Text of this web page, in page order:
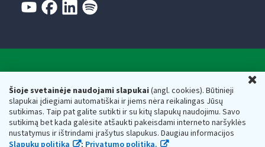
Šioje svetainėje naudojami slapukai(angl. cookies). Būtinieji
slapukai įdiegiami automatiškai ir jiems nėra reikalingas Jūsų
sutikimas. Taip pat galite sutikti ir su kitų slapukų naudojimu. Savo
sutikimą bet kada galėsite atšaukti pakeisdami interneto naršyklės
nustatymus ir ištrindami įrašytus slapukus. Daugiau informacijos
Slapukų politika
; Privatumo politika.
Respublikos finansų ministerijos
Biudžetinė įstaiga. Juridinio asmens kodas — 188659752,
adresas: Vasario 16-osios g. 14, 01107 Vilnius, Lietuva, el.paštas:
vmi@vmi.lt, E. pristatymo dėžutės adresas 188659752
Duomenys apie Valstybinę mokesčių inspekciją prie Lietuvos